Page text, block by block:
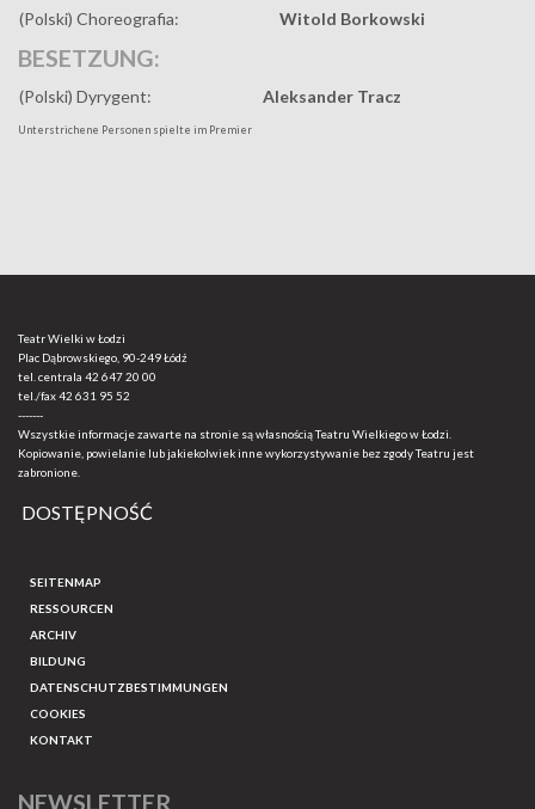
(Polski) Choreografia: Witold Borkowski
BESETZUNG:
(Polski) Dyrygent: Aleksander Tracz
Unterstrichene Personen spielte im Premier
Teatr Wielki w Łodzi
Plac Dąbrowskiego, 90-249 Łódź
tel. centrala 42 647 20 00
tel./fax42 631 95 52
-------
Wszystkie informacje zawarte na stronie są własnością Teatru Wielkiego w Łodzi.
Kopiowanie, powielanie lub jakiekolwiek inne wykorzystywanie bez zgody Teatru jest
zabronione.
DOSTĘPNOŚĆ
SEITENMAP
RESSOURCEN
ARCHIV
BILDUNG
DATENSCHUTZBESTIMMUNGEN
COOKIES
KONTAKT
NEWSLETTER